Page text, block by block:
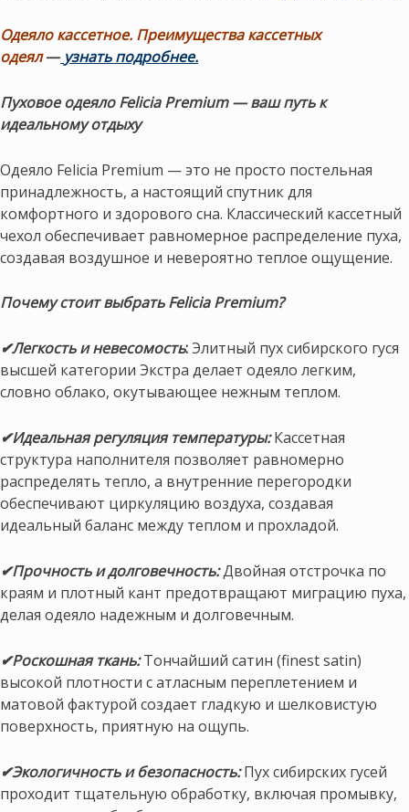
Одеяло кассетное. Преимущества кассетных
одеял— узнать подробнее.
Пуховое одеяло Felicia Premium — ваш путь к
идеальному отдыху
Одеяло Felicia Premium — это не просто постельная
принадлежность, а настоящий спутник для
комфортного и здорового сна. Классический кассетный
чехол обеспечивает равномерное распределение пуха,
создавая воздушное и невероятно теплое ощущение.
Почему стоит выбрать Felicia Premium?
✔Легкость и невесомость:Элитный пух сибирского гуся
высшей категории Экстра делает одеяло легким,
словно облако, окутывающее нежным теплом.
✔Идеальная регуляция температуры:Кассетная
структура наполнителя позволяет равномерно
распределять тепло, а внутренние перегородки
обеспечивают циркуляцию воздуха, создавая
идеальный баланс между теплом и прохладой.
✔Прочность и долговечность:Двойная отстрочка по
краям и плотный кант предотвращают миграцию пуха,
делая одеяло надежным и долговечным.
✔Роскошная ткань:Тончайший сатин (finest satin)
высокой плотности с атласным переплетением и
матовой фактурой создает гладкую и шелковистую
поверхность, приятную на ощупь.
✔Экологичность и безопасность: Пух сибирских гусей
проходит тщательную обработку, включая промывку,